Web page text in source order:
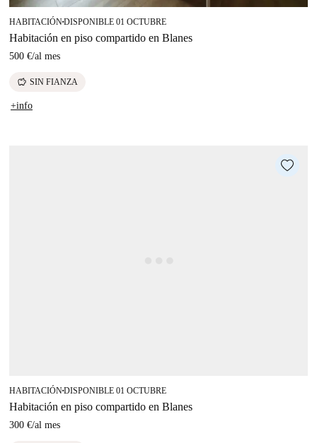
HABITACIÓN■DISPONIBLE 01 OCTUBRE
Habitación en piso compartido en Blanes
500 €/al mes
savings SIN FIANZA
+info
HABITACIÓN■DISPONIBLE 01 OCTUBRE
Habitación en piso compartido en Blanes
300 €/al mes